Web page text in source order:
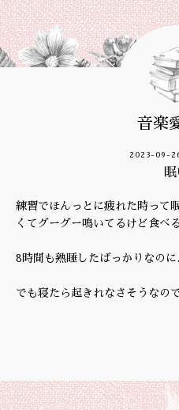
音楽
2023-09-
眠
練習でほんっとに疲れた時って
くてグーグー鳴いてるけど食べ
8時間も熟睡したばっかりなの
でも寝たら起きれなさそうなの